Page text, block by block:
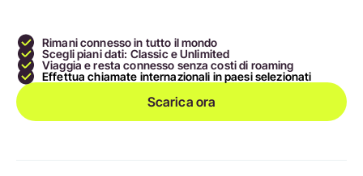
Rimani connesso in tutto il mondo
Scegli piani dati: Classic e Unlimited
Viaggia e resta connesso senza costi di roaming
Effettua chiamate internazionali in paesi selezionati
Scarica ora